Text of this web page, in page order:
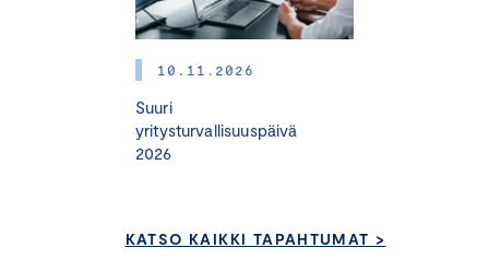
10.11.2026
Suuri
yritysturvallisuuspäivä
2026
KATSO KAIKKI TAPAHTUMAT >